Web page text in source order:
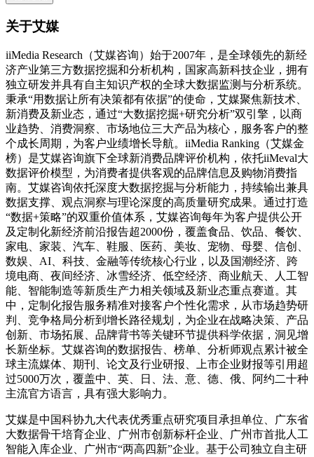
关于艾媒
iiMedia Research（艾媒咨询）始于2007年，是全球领先的新经
济产业第三方数据挖掘和分析机构，国家高新科技企业，拥有
独立研发并具有自主知识产权的全球大数据监测与分析系统。
秉承“用数据让所有决策都有依据”的使命，艾媒聚焦新技术、
新消费及新业态，通过“大数据挖掘+研究分析”双引擎，以商
业趋势、消费洞察、市场地位三大产品为核心，服务客户的整
个成长周期，为客户业绩增长导航。iiMedia Ranking（艾媒金
榜）是艾媒咨询旗下全球新消费品牌评价机构，依托iiMeval大
数据评价模型，为消费者提供客观的品牌信息及购物消费指
南。艾媒咨询依托深度大数据挖掘与分析能力，持续输出兼具
数据支撑、观点洞察与理论深度的高质量研究成果。通过打造
“数据+策略”的双重价值体系，艾媒咨询每年为客户提供公开
及定制化新经济前沿报告超2000份，覆盖食品、饮品、餐饮、
家电、家装、汽车、鞋服、医药、美妆、宠物、母婴、信创、
数娱、AI、科技、金融等传统核心行业，以及国潮经济、跨
境电商、夜间经济、冰雪经济、低空经济、商业航天、人工智
能、智能制造等新质生产力相关领域及新业态重点赛道。其
中，定制化报告服务精准对接客户个性化需求，从市场趋势研
判、竞争格局分析到增长路径规划，为企业在战略决策、产品
创新、市场拓展、品牌背书等关键环节提供科学依据，洞见增
长新坐标。艾媒咨询的数据报告、榜单、分析师观点累计被全
球主流媒体、期刊、论文及行业研报、上市企业财报等引用超
过5000万次，覆盖中、英、日、法、意、德、俄、阿约二十种
主流官方语言，具有强大影响力。
艾媒是中国科协九大代表优秀重点研究项目承担单位、广东省
大数据骨干培育企业、广州市创新标杆企业、广州市首批人工
智能入库企业、广州市“两高四新”企业。基于公司独立自主研